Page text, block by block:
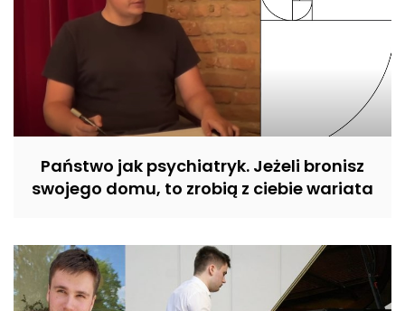
Państwo jak psychiatryk. Jeżeli bronisz
swojego domu, to zrobią z ciebie wariata